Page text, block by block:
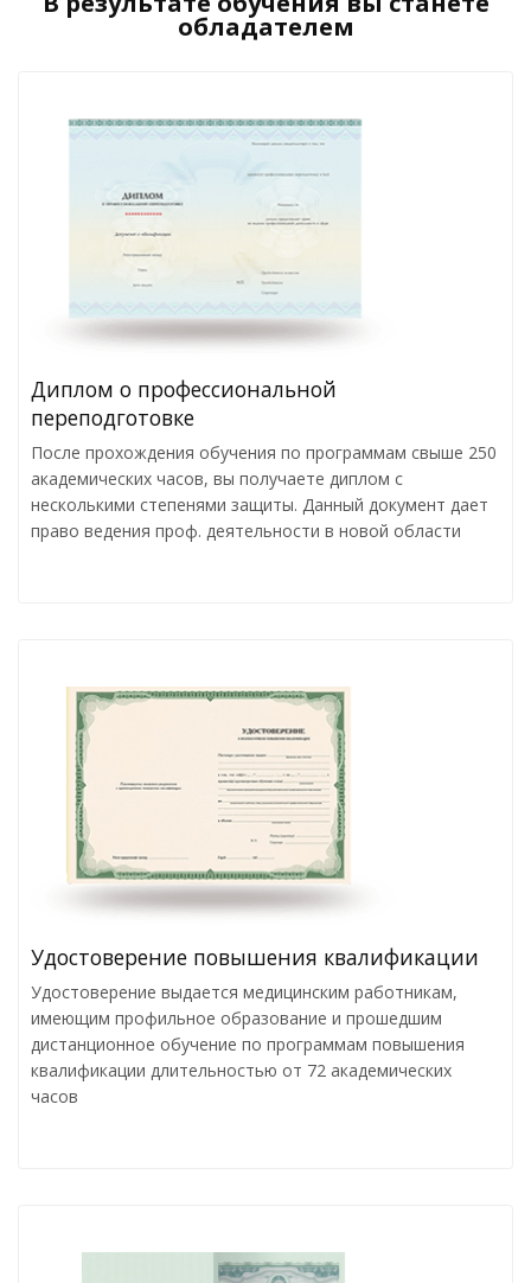
обладателем
Диплом о профессиональной
переподготовке
После прохождения обучения по программам свыше 250
академических часов, вы получаете диплом с
несколькими степенями защиты. Данный документ дает
право ведения проф. деятельности в новой области
Удостоверение повышения квалификации
Удостоверение выдается медицинским работникам,
имеющим профильное образование и прошедшим
дистанционное обучение по программам повышения
квалификации длительностью от 72 академических
часов